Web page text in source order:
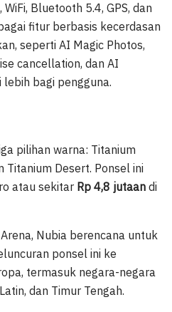
Bluetooth 5.4, GPS, dan
fitur berbasis kecerdasan
seperti AI Magic Photos,
cancellation, dan AI
bagi pengguna.
pilihan warna: Titanium
Titanium Desert. Ponsel ini
atau sekitar Rp 4,8 jutaan di
Nubia berencana untuk
ponsel ini ke
termasuk negara-negara
dan Timur Tengah.